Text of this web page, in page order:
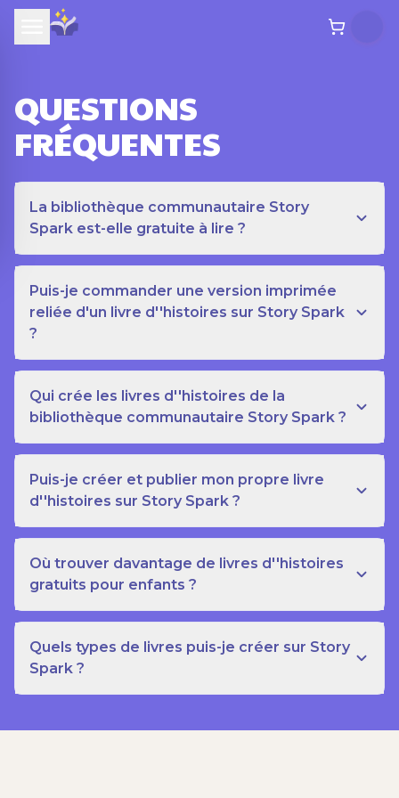
QUESTIONS
FRÉQUENTES
La bibliothèque communautaire Story
Spark est-elle gratuite à lire ?
Puis-je commander une version imprimée
reliée d'un livre d''histoires sur Story Spark
?
Qui crée les livres d''histoires de la
bibliothèque communautaire Story Spark ?
Puis-je créer et publier mon propre livre
d''histoires sur Story Spark ?
Où trouver davantage de livres d''histoires
gratuits pour enfants ?
Quels types de livres puis-je créer sur Story
Spark ?